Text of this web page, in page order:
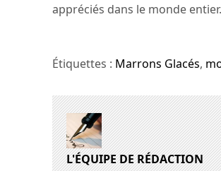
appréciés dans le monde entier.
Étiquettes : Marrons Glacés,
L'ÉQUIPE DE RÉDACTION